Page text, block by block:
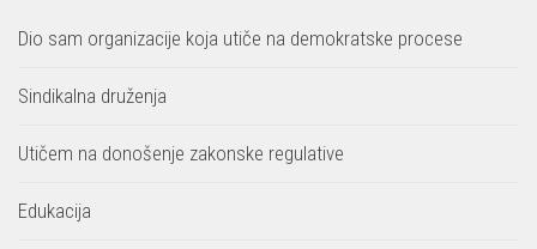
Dio sam organizacije koja utiče na demokratske procese
Sindikalna druženja
Utičem na donošenje zakonske regulative
Edukacija